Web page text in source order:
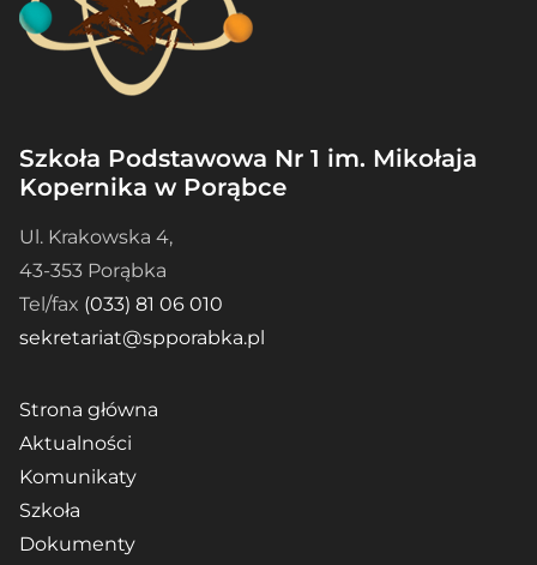
Szkoła Podstawowa Nr 1 im. Mikołaja
Kopernika w Porąbce
Ul. Krakowska 4,
43-353 Porąbka
Tel/fax (033) 81 06 010
sekretariat@spporabka.pl
Strona główna
Aktualności
Komunikaty
Szkoła
Dokumenty